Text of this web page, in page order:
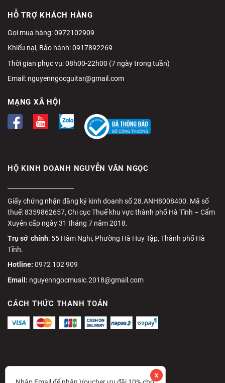
HỖ TRỢ KHÁCH HÀNG
Gọi mua hàng: 0972102909
Khiếu nại, Bảo hành: 0917892269
Thời gian phục vụ: 08h00-22h00 (7 ngày trong tuần)
Email: nguyenngocguitar@gmail.com
MẠNG XÃ HỘI
HỘ KINH DOANH NGUYỄN VĂN NGỌC
Giấy chứng nhận đăng ký kinh doanh số 28.ANH8008400. Mã số
thuế: 8359862657, Chi cục Thuế khu vực thành phố Hà Tĩnh – Cẩm
Xuyên cấp ngày 31 tháng 7 năm 2018.
Trụ sở chính: 55 Hàm Nghi, Phường Hà Huy Tập, Thành phố Hà
Tĩnh.
Hotline: 0972 102 909
Email: nguyenngocmusic.2018@gmail.com
CÁCH THỨC THANH TOÁN
x